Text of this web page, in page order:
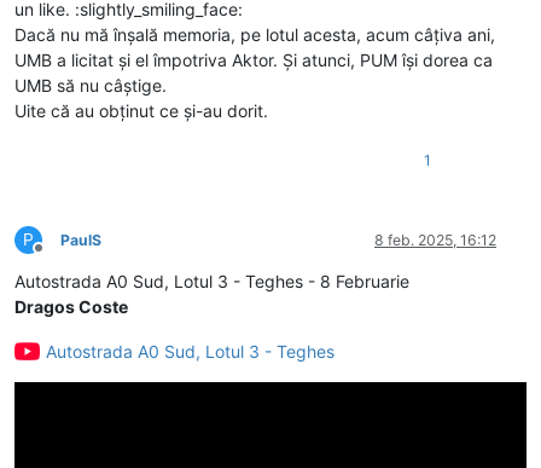
un like. :slightly_smiling_face:
Dacă nu mă înșală memoria, pe lotul acesta, acum câțiva ani,
UMB a licitat și el împotriva Aktor. Și atunci, PUM își dorea ca
UMB să nu câștige.
Uite că au obținut ce și-au dorit.
1
P
Deconectat
PaulS 8 feb. 2025, 16:12
Autostrada A0 Sud, Lotul 3 - Teghes - 8 Februarie
Dragos Coste
Autostrada A0 Sud, Lotul 3 - Teghes